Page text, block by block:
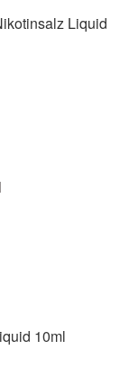
Liquid
10ml